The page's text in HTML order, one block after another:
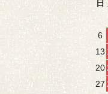
日
6
13
20
27